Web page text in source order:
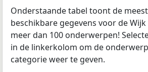
Onderstaande tabel toont de
beschikbare gegevens voor de
meer dan 100 onderwerpen!
in de linkerkolom om de
categorie weer te geven.